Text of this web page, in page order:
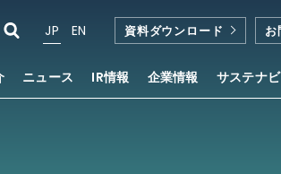
ニュース IR情報 企業情報 サステナ
JP EN 資料ダウンロード お